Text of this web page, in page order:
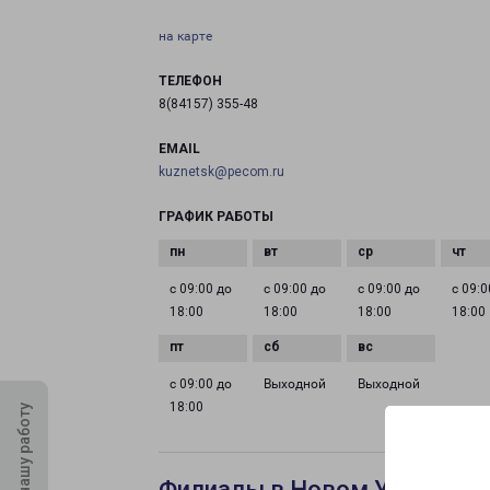
на карте
ТЕЛЕФОН
8(84157) 355-48
EMAIL
kuznetsk@pecom.ru
ГРАФИК РАБОТЫ
с 09:00 до
18:00
с 09:00 до
18:00
с 09:00 до
18:00
с
18:00
с 09:00 до
18:00
Выходной Выходной